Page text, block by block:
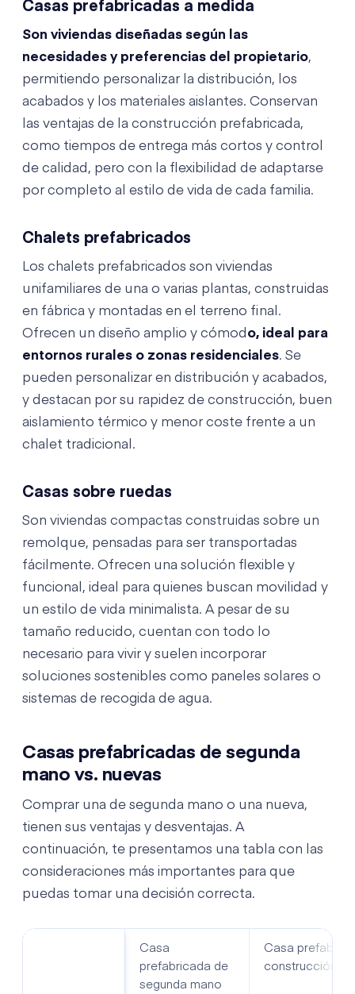
Casas prefabricadas a medida
Son viviendas diseñadas según las
necesidades y preferencias del propietario,
permitiendo personalizar la distribución, los
acabados y los materiales aislantes. Conservan
las ventajas de la construcción prefabricada,
como tiempos de entrega más cortos y control
de calidad, pero con la flexibilidad de adaptarse
por completo al estilo de vida de cada familia.
Chalets prefabricados
Los chalets prefabricados son viviendas
unifamiliares de una o varias plantas, construidas
en fábrica y montadas en el terreno final.
Ofrecen un diseño amplio y cómod o, ideal para
entornos rurales o zonas residenciales. Se
pueden personalizar en distribución y acabados,
y destacan por su rapidez de construcción, buen
aislamiento térmico y menor coste frente a un
chalet tradicional.
Casas sobre ruedas
Son viviendas compactas construidas sobre un
remolque, pensadas para ser transportadas
fácilmente. Ofrecen una solución flexible y
funcional, ideal para quienes buscan movilidad y
un estilo de vida minimalista. A pesar de su
tamaño reducido, cuentan con todo lo
necesario para vivir y suelen incorporar
soluciones sostenibles como paneles solares o
sistemas de recogida de agua.
Casas prefabricadas de segunda
mano vs. nuevas
Comprar una de segunda mano o una nueva,
tienen sus ventajas y desventajas. A
continuación, te presentamos una tabla con las
consideraciones más importantes para que
puedas tomar una decisión correcta.
Casa
prefabricada de
segunda mano
Casa
construcción